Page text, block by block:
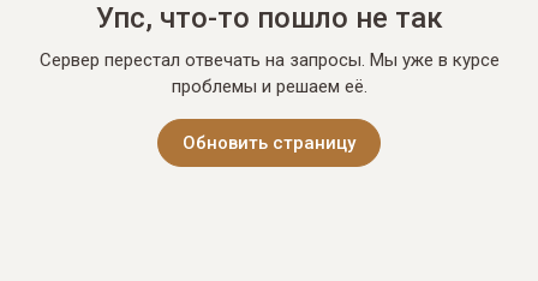
Упс, что-то пошло не так
Сервер перестал отвечать на запросы. Мы уже в курсе
проблемы и решаем её.
Обновить страницу